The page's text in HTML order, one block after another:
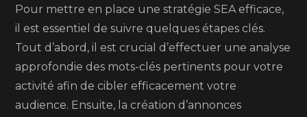
Pour mettre en place une stratégie SEA efficace,
il est essentiel de suivre quelques étapes clés.
Tout d’abord, il est crucial d’effectuer une analyse
approfondie des mots-clés pertinents pour votre
activité afin de cibler efficacement votre
audience. Ensuite, la création d’annonces